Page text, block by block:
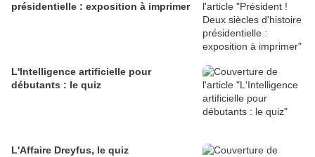
présidentielle : exposition à imprimer
L'Intelligence artificielle pour
débutants : le quiz
L'Affaire Dreyfus, le quiz